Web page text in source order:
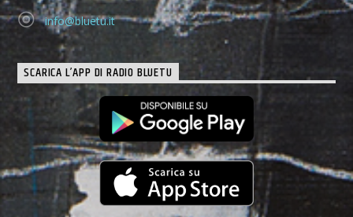
info@bluetu.it
SCARICA L’APP DI RADIO BLUETU